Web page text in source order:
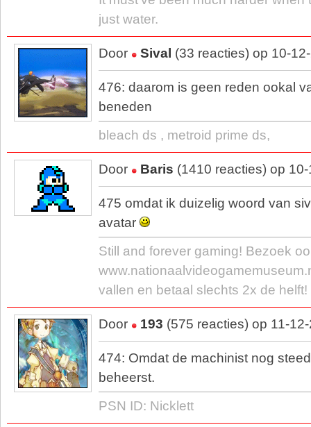
just water.
Door Sival (33 reacties) op 10-
476: daarom is geen reden ookal
beneden
bleach ds , metroid prime ds,
Door Baris (1410 reacties) op
475 omdat ik duizelig woord van
avatar
Still and forever gaming! Bezoek
vallen en betaal slechts 2x de helft!
Door 193 (575 reacties) op 11-
474: Omdat de machinist nog
beheerst.
PSN ID: Nicklett